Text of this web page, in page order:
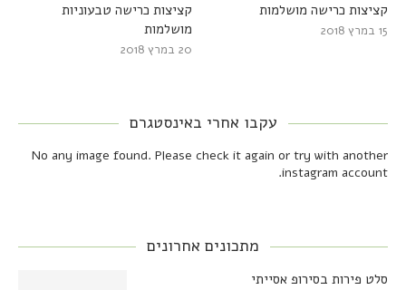
קציצות כרישה טבעוניות
מושלמות
20 במרץ 2018
קציצות כרישה מושלמות
15 במרץ 2018
עקבו אחרי באינסטגרם
No any image found. Please check it again or try with another
instagram account.
מתכונים אחרונים
סלט פירות בסירופ אסייתי